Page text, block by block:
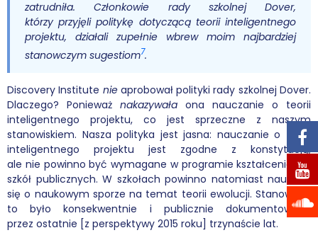
zatrudniła. Członkowie rady szkolnej Dover,
którzy przyjęli politykę dotyczącą teorii inteligentnego
projektu, działali zupełnie wbrew moim najbardziej
stanowczym sugestiom7.
Discovery Institute nieaprobował polityki rady szkolnej Dover.
Dlaczego? Ponieważ nakazywała ona nauczanie o teorii
inteligentnego projektu, co jest sprzeczne z naszym
stanowiskiem. Nasza polityka jest jasna: nauczanie o teorii
inteligentnego projektu jest zgodne z konstytucją,
ale nie powinno być wymagane w programie kształcenia dla
szkół publicznych. W szkołach powinno natomiast nauczać
się o naukowym sporze na temat teorii ewolucji. Stanowisko
to było konsekwentnie i publicznie dokumentowane
przez ostatnie [z perspektywy 2015 roku] trzynaście lat.